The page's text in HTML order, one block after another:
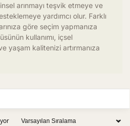
arınmayı teşvik etmeye ve
yardımcı olur. Farklı
göre seçim yapmanıza
kullanımı, içsel
yaşam kalitenizi artırmanıza